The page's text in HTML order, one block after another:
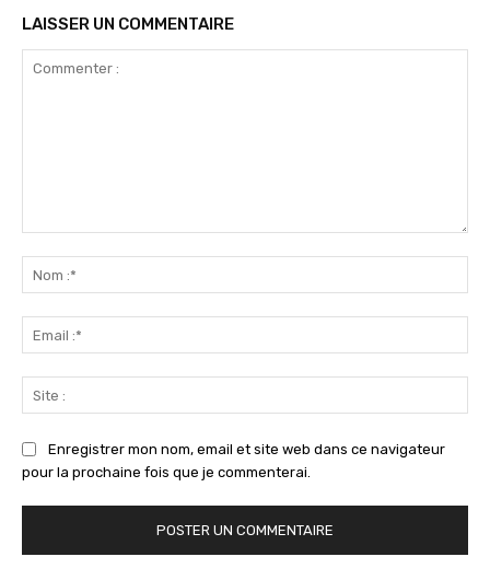
LAISSER UN COMMENTAIRE
:*
:*
:
Enregistrer mon nom, email et site web dans ce navigateur
pour la prochaine fois que je commenterai.